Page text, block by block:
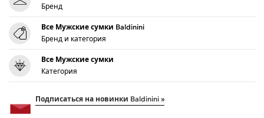
Бренд
Все Мужские сумки Baldinini
Бренд и категория
Все Мужские сумки
Категория
Подписаться на новинки Baldinini »